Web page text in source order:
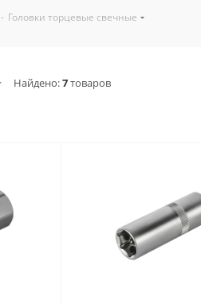
- Головки торцевые свечные
Найдено:7товаров